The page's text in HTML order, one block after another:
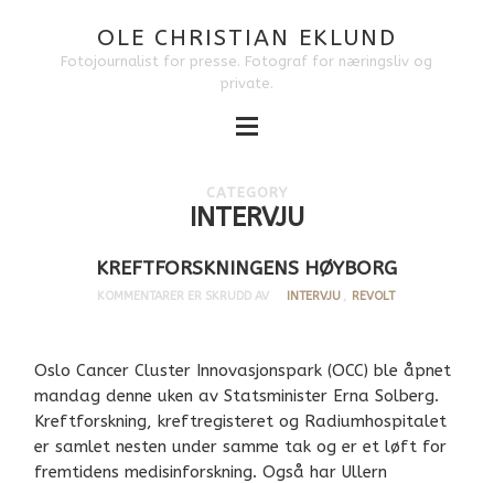
OLE CHRISTIAN EKLUND
Fotojournalist for presse. Fotograf for næringsliv og
private.
CATEGORY
INTERVJU
KREFTFORSKNINGENS HØYBORG
KOMMENTARER ER SKRUDD AV INTERVJU , REVOLT
Oslo Cancer Cluster Innovasjonspark (OCC) ble åpnet
mandag denne uken av Statsminister Erna Solberg.
Kreftforskning, kreftregisteret og Radiumhospitalet
er samlet nesten under samme tak og er et løft for
fremtidens medisinforskning. Også har Ullern